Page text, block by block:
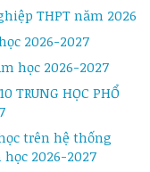
THPT năm 2026
2026-2027
học 2026-2027
TRUNG HỌC PHỔ
trên hệ thống
2026-2027